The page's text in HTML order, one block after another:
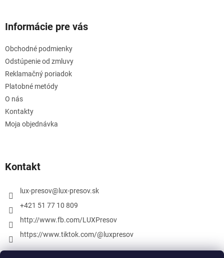
Informácie pre vás
Obchodné podmienky
Odstúpenie od zmluvy
Reklamačný poriadok
Platobné metódy
O nás
Kontakty
Moja objednávka
Kontakt
lux-presov@ lux-presov.sk
+421 51 77 10 809
http://www.fb.com/LUXPresov
https://www.tiktok.com/@luxpresov